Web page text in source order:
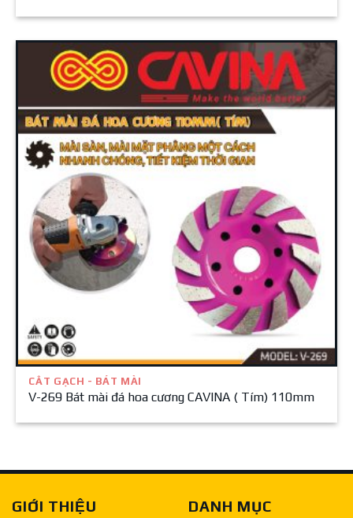
CẮT GẠCH - BÁT MÀI
V-269 Bát mài đá hoa cương CAVINA ( Tím) 110mm
GIỚI THIỆU DANH MỤC